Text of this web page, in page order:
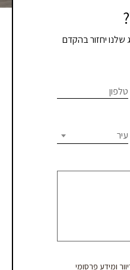
שלנו יחזור בהקדם
טלפון
עיר
ומידע פרסומי